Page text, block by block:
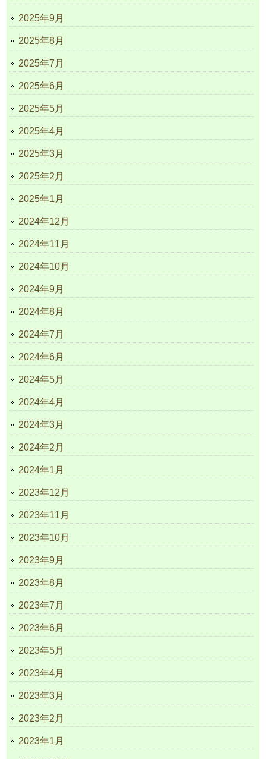
2025年9月
2025年8月
2025年7月
2025年6月
2025年5月
2025年4月
2025年3月
2025年2月
2025年1月
2024年12月
2024年11月
2024年10月
2024年9月
2024年8月
2024年7月
2024年6月
2024年5月
2024年4月
2024年3月
2024年2月
2024年1月
2023年12月
2023年11月
2023年10月
2023年9月
2023年8月
2023年7月
2023年6月
2023年5月
2023年4月
2023年3月
2023年2月
2023年1月